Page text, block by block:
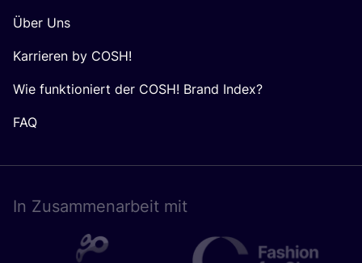
Über Uns
Karrieren by COSH!
Wie funktioniert der COSH! Brand Index?
FAQ
In Zusam­men­ar­beit mit